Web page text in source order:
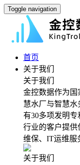
Toggle navigation
首页
关于我们
关于我们
金控数据作为国
慧水厂与智慧
有30多项发明
行业的客户提
维保、IT运维服
关于我们